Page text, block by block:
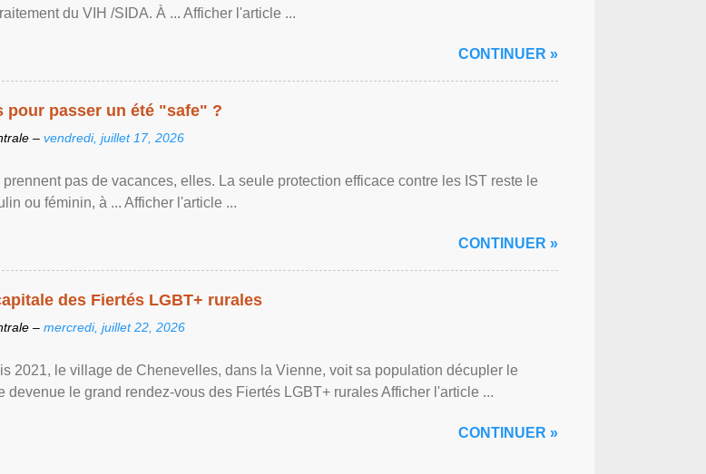
du VIH /SIDA. À ... Afficher l'article ...
CONTINUER »
pour passer un été "safe" ?
– vendredi, juillet 17, 2026
pas de vacances, elles. La seule protection efficace contre les IST reste le
ou féminin, à ... Afficher l'article ...
CONTINUER »
des Fiertés LGBT+ rurales
– mercredi, juillet 22, 2026
2021, le village de Chenevelles, dans la Vienne, voit sa population décupler le
devenue le grand rendez-vous des Fiertés LGBT+ rurales Afficher l'article ...
CONTINUER »